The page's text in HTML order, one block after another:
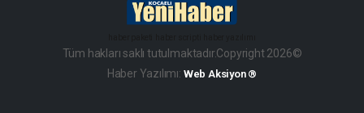
Tüm hakları saklı tutulmaktadır.Copyright 2026©
Haber Yazılımı: Web Aksiyon ®